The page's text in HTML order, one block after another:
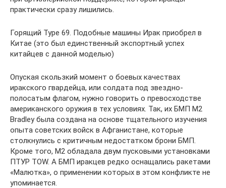
практически сразу лишились.
Горящий Type 69. Подобные машины Ирак приобрел в
Китае (это был единственный экспортный успех
китайцев с данной моделью)
Опуская скользкий момент о боевых качествах
иракского гвардейца, или солдата под звездно-
полосатым флагом, нужно говорить о превосходстве
американского оружия в тех условиях. Так, их БМП M2
Bradley была создана на основе тщательного изучения
опыта советских войск в Афганистане, которые
столкнулись с критичным недостатком брони БМП.
Кроме того, M2 обладала двум пусковыми установками
ПТУР TOW. А БМП иракцев редко оснащались ракетами
«Малютка», о применении которых в этом конфликте не
упоминается.